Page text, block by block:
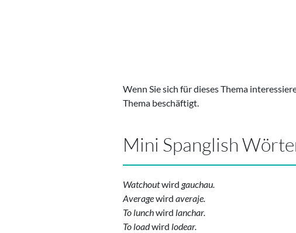
Wenn Sie sich für dieses Thema
Thema beschäftigt.
Mini Spanglish
Watchoutwird gauchau.
Averagewird averaje.
To lunchwird lanchar.
To loadwird lodear.